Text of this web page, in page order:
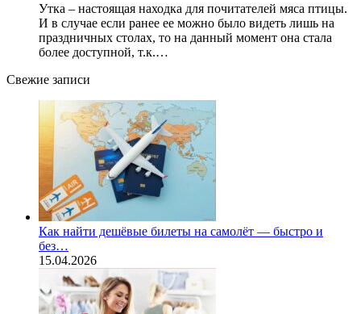
Утка – настоящая находка для почитателей мяса птицы.
И в случае если ранее ее можно было видеть лишь на
праздничных столах, то на данный момент она стала
более доступной, т.к.…
Свежие записи
Как найти дешёвые билеты на самолёт — быстро и
без…
15.04.2026